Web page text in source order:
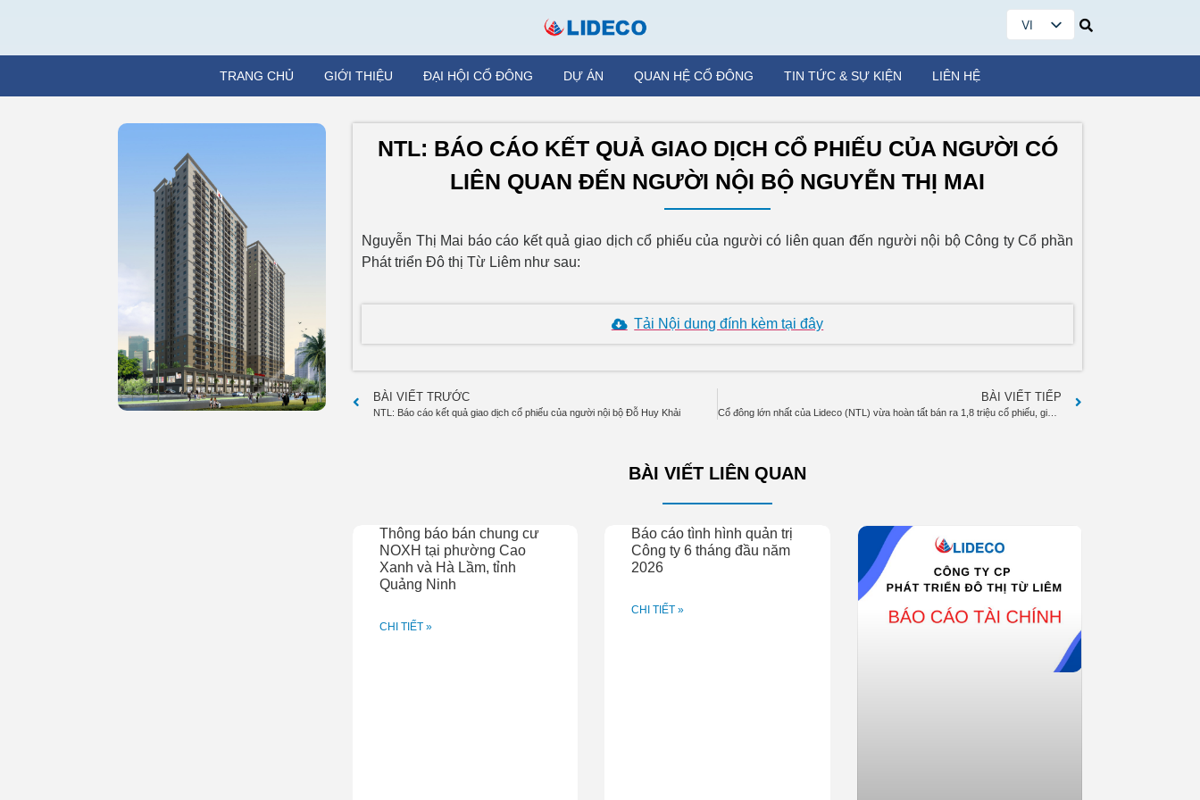
VI
EN
TRANG CHỦ GIỚI THIỆU ĐẠI HỘI CỔ ĐÔNG DỰ ÁN QUAN HỆ CỔ ĐÔNG TIN TỨC & SỰ KIỆN LIÊN HỆ
NTL: BÁO CÁO KẾT QUẢ GIAO DỊCH CỔ PHIẾU CỦA NGƯỜI CÓ
LIÊN QUAN ĐẾN NGƯỜI NỘI BỘ NGUYỄN THỊ MAI
Nguyễn Thị Mai báo cáo kết quả giao dịch cổ phiếu của người có liên quan đến người nội bộ Công ty Cổ phần
Phát triển Đô thị Từ Liêm như sau:
Tải Nội dung đính kèm tại đây
BÀI VIẾT TRƯỚC
NTL: Báo cáo kết quả giao dịch cổ phiếu của người nội bộ Đỗ Huy Khải
BÀI VIẾT TIẾP
BÀI VIẾT LIÊN QUAN
Thông báo bán chung cư
NOXH tại phường Cao
Xanh và Hà Lầm, tỉnh
Quảng Ninh
CHI TIẾT »
Báo cáo tình hình quản trị
Công ty 6 tháng đầu năm
2026
CHI TIẾT »